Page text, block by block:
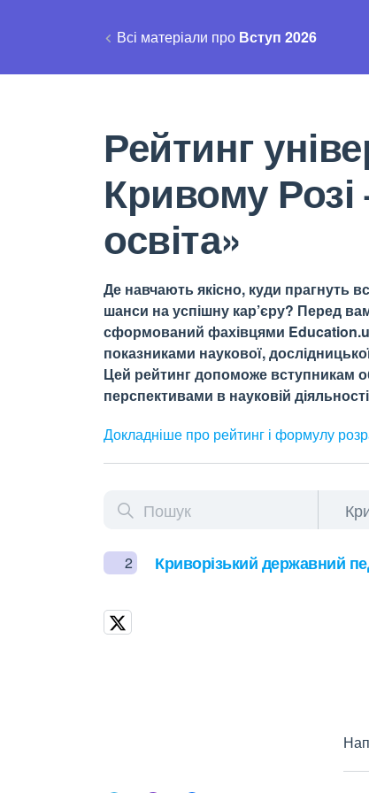
Всі матеріали про Вступ 2026
Рейтинг
Кривому
освіта»
Де навчають якісно, куди прагнуть
шанси на успішну кар’єру? Перед
сформований фахівцями
показниками наукової,
Цей рейтинг допоможе вступникам
перспективами в науковій
Докладніше про рейтинг і формулу
2 Криворізький державний